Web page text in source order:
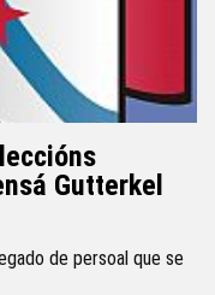
Gutterkel
de persoal que se